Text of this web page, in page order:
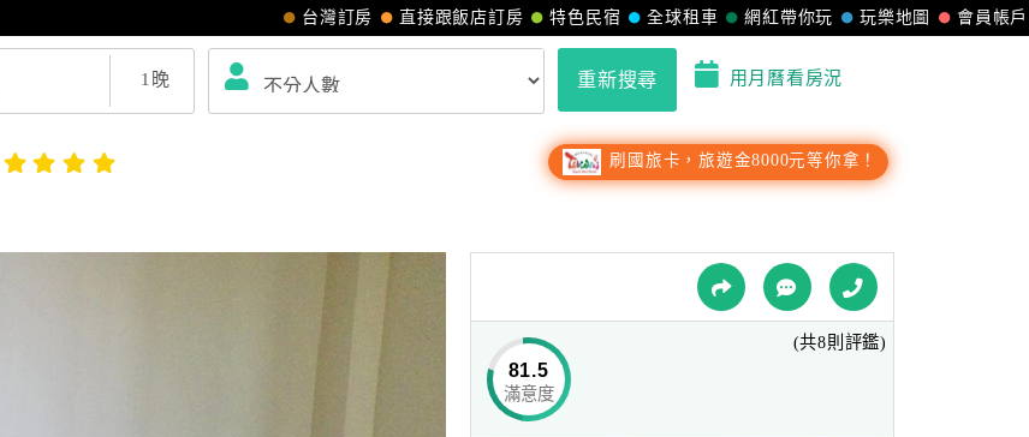
會員帳戶
玩樂地圖
網紅帶你玩
全球租車
特色民宿
直接跟飯店訂房
台灣訂房
1 晚 重新搜尋 用月曆看房況
刷國旅卡，旅遊金8000元等你拿！
81.5
滿意度
(共8則評鑑)